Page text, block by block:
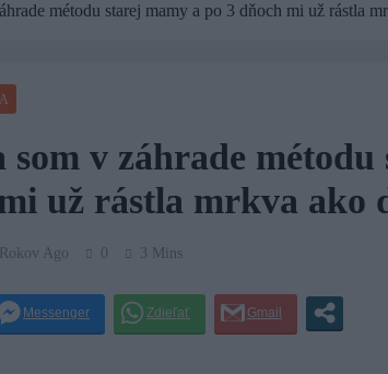
métodu starej mamy a po 3 dňoch mi už rástla
som v záhrade
už rástla mrkva ako
Ago 0 3 Mins